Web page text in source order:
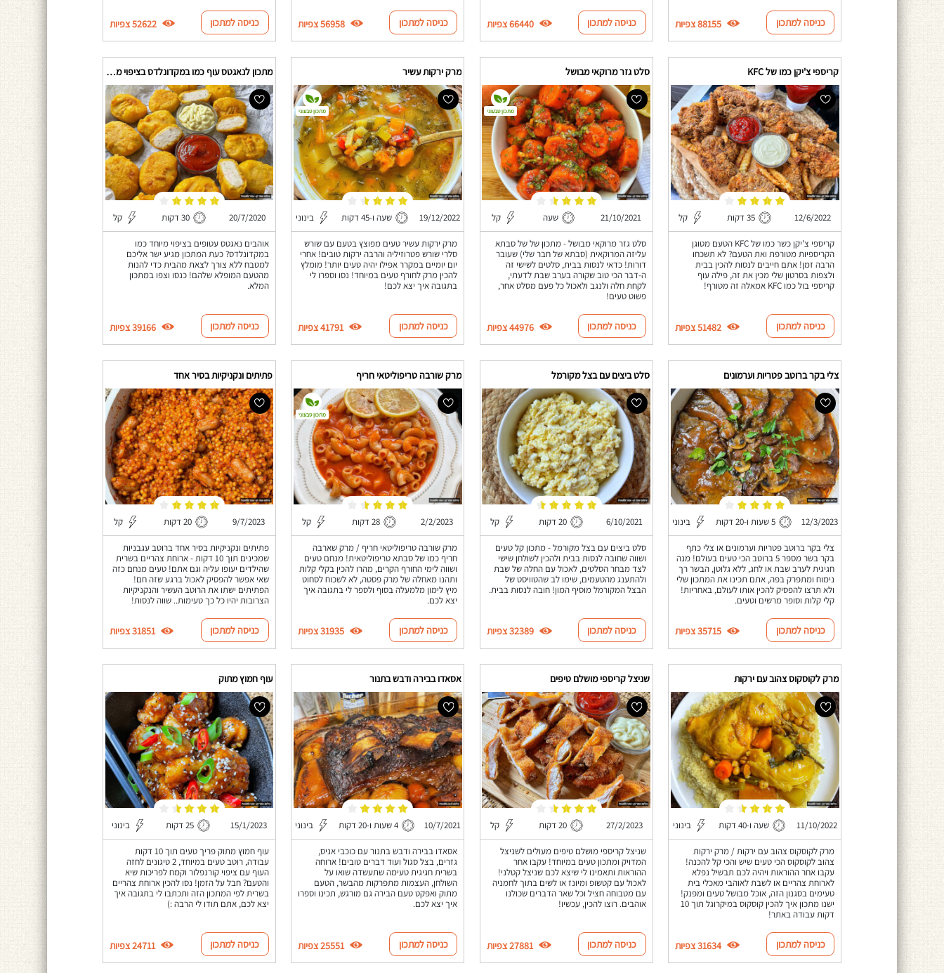
כניסה למתכון 88155 צפיות כניסה למתכון 66440 צפיות כניסה למתכון 56958 צפיות כניסה למתכון 52622 צפיות
קריספי צ'יקן כמו של KFC
12/6/2022 35 דקות קל
קריספי צ'יקן כשר כמו של KFC הטעם מטוגן
הקריספיות מטורפת ואת הטעם? לא תשכחו
הרבה זמן! אתם חייבים לנסות להכין בבית
ולצפות בסרטון שלי מכין את זה, פילה עוף
קריספי בול כמו KFC אמאלה זה מטורף!
כניסה למתכון 51482 צפיות
סלט גזר מרוקאי מבושל
21/10/2021 שעה קל
סלט גזר מרוקאי מבושל - מתכון של של סבתא
עליזה המרוקאית (סבתא של חבר שלי) שעובר
דורות! כדאי לנסות בבית, סלטים לשישי זה
ה-דבר הכי טוב שקורה בערב שבת לדעתי,
לקחת חלה ולנגב ולאכול כל פעם מסלט אחר,
פשוט טעים!
מתכון טבעוני
כניסה למתכון 44976 צפיות
מרק ירקות עשיר
19/12/2022 שעה ו-45 דקות בינוני
מרק ירקות עשיר טעים מפוצץ בטעם עם שורש
סלרי שורש פטרוזיליה והרבה ירקות טובים! אחרי
יום יומיים במקרר אפילו יהיה טעים יותר! מומלץ
להכין מרק לחורף טעים במיוחד! נסו וספרו לי
בתגובה איך יצא לכם!
מתכון טבעוני
כניסה למתכון 41791 צפיות
מתכון לנאגטס עוף כמו במקדונלדס בציפוי מיוחד
20/7/2020 30 דקות קל
אוהבים נאגטס עטופים בציפוי מיוחד כמו
במקדונלדס? כעת המתכון מגיע ישר אליכם
למטבח ללא צורך לצאת מהבית כדי להנות
מהטעם המופלא שלהם! כנסו וצפו במתכון
המלא.
כניסה למתכון 39166 צפיות
צלי בקר ברוטב פטריות וערמונים
12/3/2023 5 שעות ו-20 דקות בינוני
צלי בקר ברוטב פטריות וערמונים או צלי כתף
בקר בשר מספר 5 ברוטב הכי טעים בעולם! מנה
חגיגית לערב שבת או לחג, ללא גלוטן, הבשר רך
נימוח ומתפרק בפה, אתם תכינו את המתכון שלי
ולא תרצו להפסיק להכין אותו לעולם, באחריות!
קלי קלות וסופר מרשים וטעים.
כניסה למתכון 35715 צפיות
סלט ביצים עם בצל מקורמל
6/10/2021 20 דקות קל
סלט ביצים עם בצל מקורמל - מתכון קל טעים
ושווה שחובה לנסות בבית ולהכין לשולחן שישי
לצד מבחר הסלטים, לאכול עם החלה של שבת
ולהתענג מהטעמים, שימו לב שהטוויסט של
הבצל המקורמל מוסיף המון! חובה לנסות בבית.
כניסה למתכון 32389 צפיות
מרק שורבה טריפוליטאי חריף
2/2/2023 28 דקות קל
מרק שורבה טריפוליטאי חריף / מרק שארבה
חריף כמו של סבתא טריפוליטאית! מנחם טעים
ושווה לימי החורף הקרים, מהרו להכין בקלי קלות
ותהנו מאחלה של מרק פסטה, לא לשכוח לסחוט
מיץ לימון מלמעלה בסוף ולספר לי בתגובה איך
יצא לכם.
מתכון טבעוני
כניסה למתכון 31935 צפיות
פתיתים ונקניקיות בסיר אחד
9/7/2023 20 דקות קל
פתיתים ונקניקיות בסיר אחד ברוטב עגבניות
שמכינים תוך 10 דקות - ארוחת צהריים בשרית
שהילדים יעופו עליה וגם אתם! טעים מנחם כזה
שאי אפשר להפסיק לאכול ברגע שזה חם!
הפתיתים ישתו את הרוטב העשיר והנקניקיות
הצרובות יהיו כל כך טעימות.. שווה לנסות!
כניסה למתכון 31851 צפיות
מרק לקוסקוס צהוב עם ירקות
11/10/2022 שעה ו-40 דקות בינוני
מרק לקוסקוס צהוב עם ירקות / מרק ירקות
צהוב לקוסקוס הכי טעים שיש והכי קל להכנה!
עקבו אחר ההוראות ויהיה לכם תבשיל נפלא
לארוחת צהריים או לשבת לאוהבי מאכלי בית
טעימים בסגנון הזה, אוכל מבושל טעים ומפנק!
ישנו מתכון איך להכין קוסקוס במיקרוגל תוך 10
דקות עבודה באתר!
כניסה למתכון 31634 צפיות
שניצל קריספי מושלם טיפים
27/2/2023 20 דקות קל
שניצל קריספי מושלם טיפים מעולים לשניצל
המדויק ומתכון טעים במיוחד! עקבו אחר
ההוראות ותאמינו לי שיצא לכם שניצל קטלני!
לאכול עם קטשופ ומיונז או לשים בתוך לחמניה
עם מטבוחה חציל וכל שאר הדברים שכולנו
אוהבים. רוצו להכין, עכשיו!
כניסה למתכון 27881 צפיות
אסאדו בבירה ודבש בתנור
10/7/2021 4 שעות ו-20 דקות בינוני
אסאדו בבירה ודבש בתנור עם כוכבי אניס,
גזרים, בצל סגול ועוד דברים טובים! ארוחה
בשרית חגיגית טעימה שתעשדה שואו על
השולחן, העצמות מתפרקות מהבשר, הטעם
מתוק ואפקט טעם הבירה גם מורגש, תכינו וספרו
איך יצא לכם.
כניסה למתכון 25551 צפיות
עוף חמוץ מתוק
15/1/2023 25 דקות בינוני
עוף חמוץ מתוק פריך טעים תוך 10 דקות
עבודה, רוטב טעים במיוחד, 2 טיגונים לחזה
העוף עם ציפוי קורנפלור וקמח לפריכות שיא
והטעם? חבל על הזמן! נסו להכין ארוחת צהריים
בשרית לפי המתכון הזה ותכתבו לי בתגובה איך
יצא לכם, אתם תודו לי הרבה :)
כניסה למתכון 24711 צפיות